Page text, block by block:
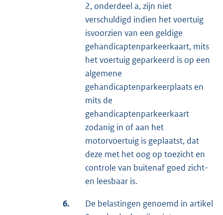
2, onderdeel a, zijn niet
verschuldigd indien het voertuig
isvoorzien van een geldige
gehandicaptenparkeerkaart, mits
het voertuig geparkeerd is op een
algemene
gehandicaptenparkeerplaats en
mits de
gehandicaptenparkeerkaart
zodanig in of aan het
motorvoertuig is geplaatst, dat
deze met het oog op toezicht en
controle van buitenaf goed zicht-
en leesbaar is.
6.
De belastingen genoemd in artikel